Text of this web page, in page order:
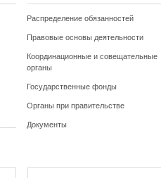
Распределение обязанностей
Правовые основы деятельности
Координационные и совещательные
органы
Государственные фонды
Органы при правительстве
Документы